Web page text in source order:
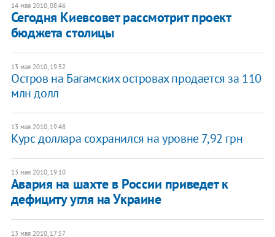
14 мая 2010, 08:46
Сегодня Киевсовет рассмотрит проект
бюджета столицы
13 мая 2010, 19:52
Остров на Багамских островах продается за 110
млн долл
13 мая 2010, 19:48
Курс доллара сохранился на уровне 7,92 грн
13 мая 2010, 19:10
Авария на шахте в России приведет к
дефициту угля на Украине
13 мая 2010, 17:57